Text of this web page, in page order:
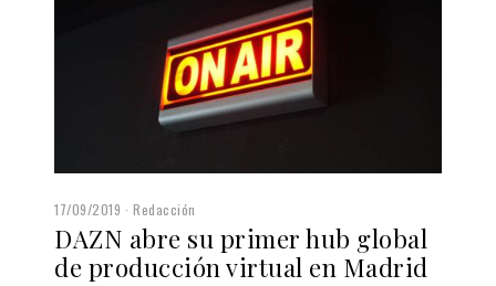
17/09/2019 Redacción
DAZN abre su primer hub global
de producción virtual en Madrid